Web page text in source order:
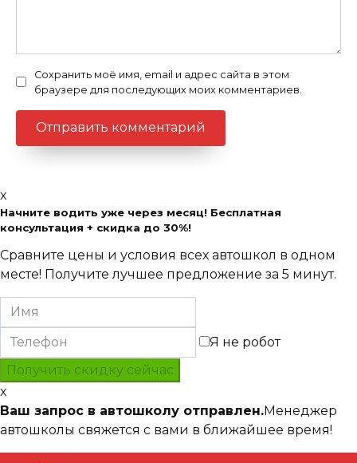
Сохранить моё имя, email и адрес сайта в этом
браузере для последующих моих комментариев.
x
Начните водить уже через месяц! Бесплатная
консультация + скидка до 30%!
Сравните цены и условия всех автошкол в одном
месте! Получите лучшее предложение за 5 минут.
Я не робот
x
Ваш запрос в автошколу отправлен.Менеджер
автошколы свяжется с вами в ближайшее время!